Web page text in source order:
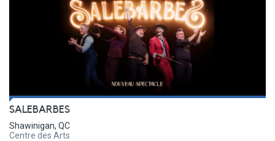
SALEBARBES
Shawinigan, QC
Centre des Arts